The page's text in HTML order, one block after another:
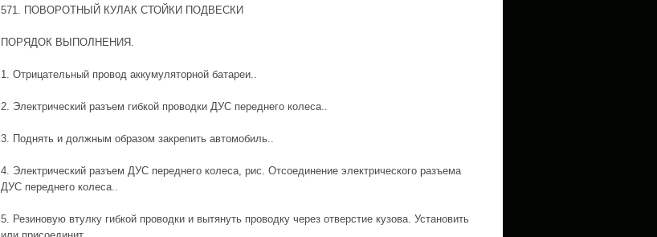
571. ПОВОРОТНЫЙ КУЛАК СТОЙКИ ПОДВЕСКИ
ПОРЯДОК ВЫПОЛНЕНИЯ.
1. Отрицательный провод аккумуляторной батареи..
2. Электрический разъем гибкой проводки ДУС переднего колеса..
3. Поднять и должным образом закрепить автомобиль..
4. Электрический разъем ДУС переднего колеса, рис. Отсоединение электрического разъема
ДУС переднего колеса..
5. Резиновую втулку гибкой проводки и вытянуть проводку через отверстие кузова. Установить